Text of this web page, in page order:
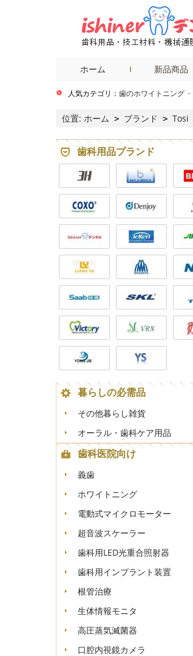
ホーム 新品商品
人気カテゴリ： 歯のホワイトニング ·
位置: ホーム > ブランド > Tosi
歯科用品プランド
暮らしの必需品
その他暮らし雑貨
オーラル・歯科ケア用品
歯科医院向け
義歯
ホワイトニング
電動式マイクロモーター
超音波スケーラー
歯科用LED光重合照射器
歯科用インプラント装置
根管治療
生体情報モニタ
高圧蒸気滅菌器
口腔内視鏡カメラ